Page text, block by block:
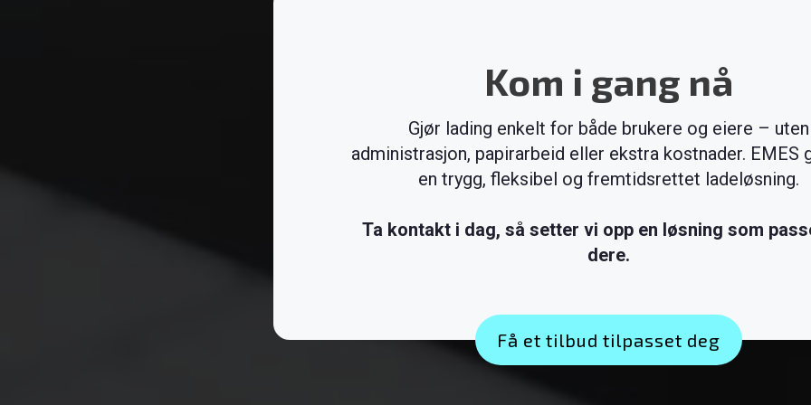
Kom i gang nå
Gjør lading enkelt for både brukere og eiere – uten
administrasjon, papirarbeid eller ekstra kostnader. EMES
en trygg, fleksibel og fremtidsrettet ladeløsning.
Ta kontakt i dag, så setter vi opp en løsning som
dere.
Få et tilbud tilpasset deg